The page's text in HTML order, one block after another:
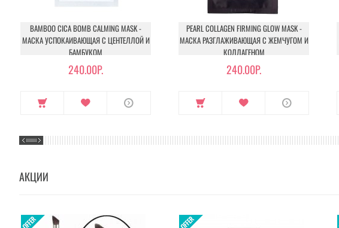
BAMBOO CICA BOMB CALMING MASK -
МАСКА УСПОКАИВАЮЩАЯ С ЦЕНТЕЛЛОЙ И
БАМБУКОМ
240.00Р.
PEARL COLLAGEN FIRMING GLOW MASK -
МАСКА РАЗГЛАЖИВАЮЩАЯ С ЖЕМЧУГОМ И
КОЛЛАГЕНОМ
240.00Р.
АКЦИИ